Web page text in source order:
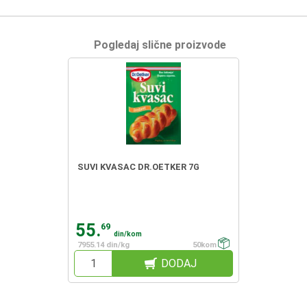
Pogledaj slične proizvode
SUVI KVASAC DR.OETKER 7G
55.69
din/kom
7955.14 din/kg
50kom
DODAJ